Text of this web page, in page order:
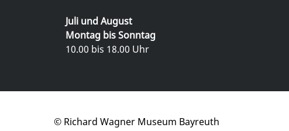
Juli und August
Montag bis Sonntag
10.00 bis 18.00 Uhr
© Richard Wagner Museum Bayreuth